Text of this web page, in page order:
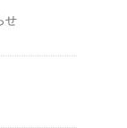
せ